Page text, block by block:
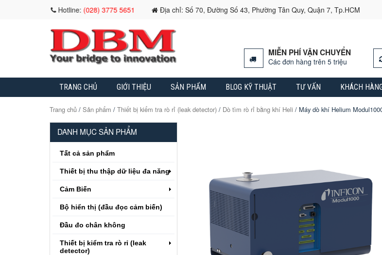
Hotline:(028) 3775 5651 Địa chỉ: Số 70, Đường Số 43, Phường Tân Quy, Quận 7, Tp.HCM
MIỄN PHÍ VẬN CHUYỂN
Các đơn hàng trên 5 triệu
TRANG CHỦ GIỚI THIỆU SẢN PHẨM BLOG KỸ THUẬT TƯ VẤN KHÁCH
Trang chủ / Sản phẩm / Thiết bị kiểm tra rò rỉ (leak detector) / Dò tìm rò rỉ bằng khí Heli / Máy dò khí Helium
DANH MỤC SẢN PHẨM
Tất cả sản phẩm
Thiết bị thu thập dữ liệu đa năng
Cảm Biến
Bộ hiển thị (đầu đọc cảm biến)
Đầu đo chân không
Thiết bị kiểm tra rò rỉ (leak
detector)